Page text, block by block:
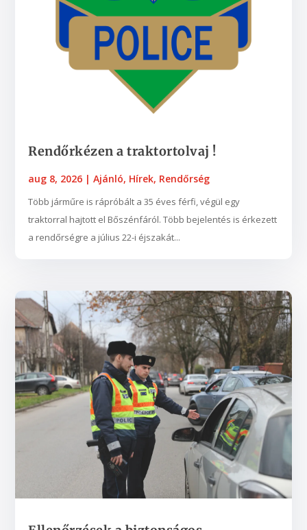
Rendőrkézen a traktortolvaj !
aug 8, 2026 |Ajánló, Hírek, Rendőrség
Több járműre is rápróbált a 35 éves férfi, végül egy
traktorral hajtott el Bőszénfáról. Több bejelentés is érkezett
a rendőrségre a július 22-i éjszakát...